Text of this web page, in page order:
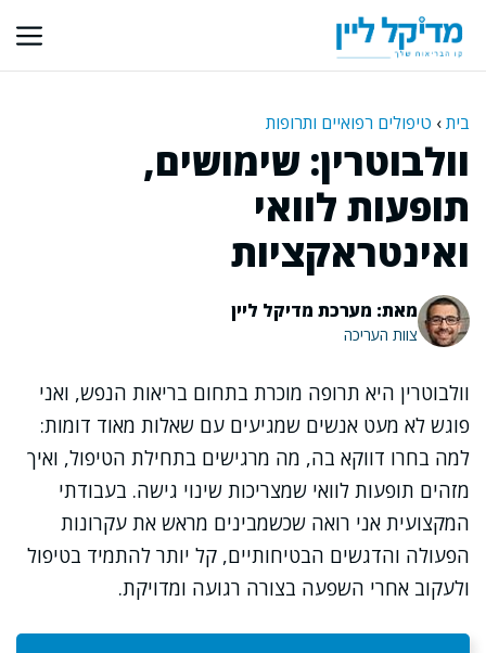
לתוכן
בית› טיפולים רפואיים ותרופות
וולבוטרין: שימושים,
תופעות לוואי
ואינטראקציות
מאת: מערכת מדיקל ליין
צוות העריכה
וולבוטרין היא תרופה מוכרת בתחום בריאות הנפש, ואני
פוגש לא מעט אנשים שמגיעים עם שאלות מאוד דומות:
למה בחרו דווקא בה, מה מרגישים בתחילת הטיפול, ואיך
מזהים תופעות לוואי שמצריכות שינוי גישה. בעבודתי
המקצועית אני רואה שכשמבינים מראש את עקרונות
הפעולה והדגשים הבטיחותיים, קל יותר להתמיד בטיפול
ולעקוב אחרי השפעה בצורה רגועה ומדויקת.